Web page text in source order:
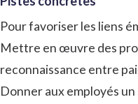
Pour favoriser les liens
Mettre en œuvre des
reconnaissance entre
Donner aux employés